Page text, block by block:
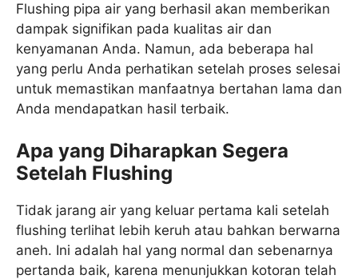
Flushing pipa air yang berhasil akan memberikan
dampak signifikan pada kualitas air dan
kenyamanan Anda. Namun, ada beberapa hal
yang perlu Anda perhatikan setelah proses selesai
untuk memastikan manfaatnya bertahan lama dan
Anda mendapatkan hasil terbaik.
Apa yang Diharapkan Segera
Setelah Flushing
Tidak jarang air yang keluar pertama kali setelah
flushing terlihat lebih keruh atau bahkan berwarna
aneh. Ini adalah hal yang normal dan sebenarnya
pertanda baik, karena menunjukkan kotoran telah